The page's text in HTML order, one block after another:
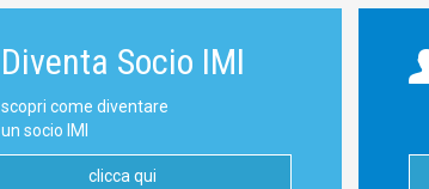
Diventa Socio IMI
scopri come diventare
un socio IMI
clicca qui